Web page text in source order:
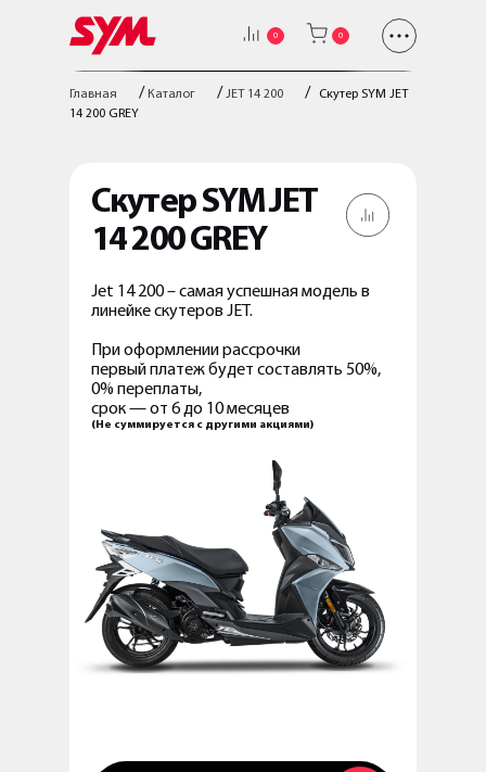
0 0
Главная / Каталог / JET 14 200 /
Скутер SYM JET
14 200 GREY
Скутер SYM JET
14 200 GREY
Jet 14 200 – самая успешная модель в
линейке скутеров JET.
При оформлении рассрочки
первый платеж будет составлять 50%,
0% переплаты,
срок — от 6 до 10 месяцев
(Не суммируется с другими акциями)